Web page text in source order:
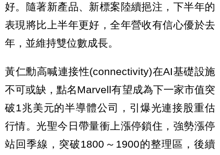
好。隨著新產品、新標案陸續挹注，下半年的
表現將比上半年更好，全年營收有信心優於去
年，並維持雙位數成長。
黃仁勳高喊連接性(connectivity)在AI基礎設施
不可或缺，點名Marvell有望成為下一家市值突
破1兆美元的半導體公司，引爆光連接股重估
行情。光聖今日帶量衝上漲停鎖住，強勢漲停
站回季線，突破1800～1900的整理區，後續